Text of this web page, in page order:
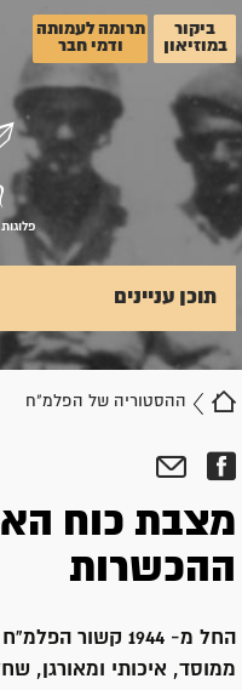
ביקור
במוזיאון
תרומה לעמותה
ודמי חבר
ההסטוריה של הפלמ"ח
תוכן עניינים
מצבת כוח
ההכשרות
החל מ- 1944
ממוסד, איכותי ומאורגן,